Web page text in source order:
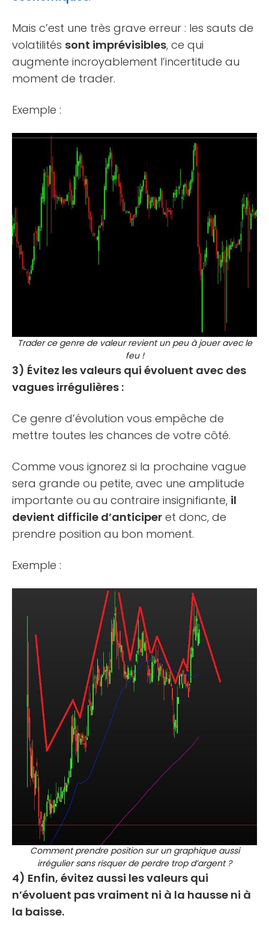
Mais c’est une très grave erreur : les sauts de
volatilités sont imprévisibles, ce qui
augmente incroyablement l’incertitude au
moment de trader.
Exemple :
Trader ce genre de valeur revient un peu à jouer avec le
feu !
3) Évitez les valeurs qui évoluent avec des
vagues irrégulières :
Ce genre d’évolution vous empêche de
mettre toutes les chances de votre côté.
Comme vous ignorez si la prochaine vague
sera grande ou petite, avec une amplitude
importante ou au contraire insignifiante, il
devient difficile d’anticiper et donc, de
prendre position au bon moment.
Exemple :
Comment prendre position sur un graphique aussi
irrégulier sans risquer de perdre trop d’argent ?
4) Enfin, évitez aussi les valeurs qui
n’évoluent pas vraiment ni à la hausse ni à
la baisse.